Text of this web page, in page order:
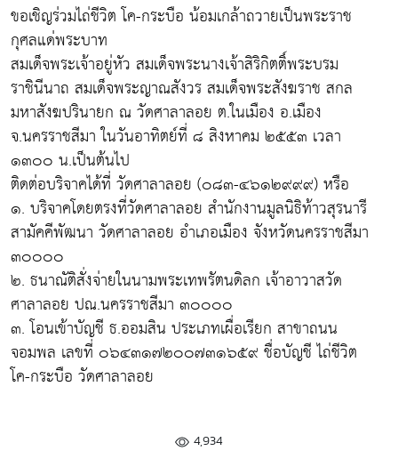
ขอเชิญร่วมไถ่ชีวิต โค-กระบือ น้อมเกล้าถวายเป็นพระราช
กุศลแด่พระบาท
สมเด็จพระเจ้าอยู่หัว สมเด็จพระนางเจ้าสิริกิตติ์พระบรม
ราชินีนาถ สมเด็จพระญาณสังวร สมเด็จพระสังฆราช สกล
มหาสังฆปรินายก ณ วัดศาลาลอย ต.ในเมือง อ.เมือง
จ.นครราชสีมา ในวันอาทิตย์ที่ ๘ สิงหาคม ๒๕๕๓ เวลา
๑๓๐๐ น.เป็นต้นไป
ติดต่อบริจาคได้ที่ วัดศาลาลอย (๐๘๓-๔๖๑๒๙๙๙) หรือ
๑. บริจาคโดยตรงที่วัดศาลาลอย สำนักงานมูลนิธิท้าวสุรนารี
สามัคคีพัฒนา วัดศาลาลอย อำเภอเมือง จังหวัดนครราชสีมา
๓๐๐๐๐
๒. ธนาณัติสั่งจ่ายในนามพระเทพรัตนดิลก เจ้าอาวาสวัด
ศาลาลอย ปณ.นครราชสีมา ๓๐๐๐๐
๓. โอนเข้าบัญชี ธ.ออมสิน ประเภทเผื่อเรียก สาขาถนน
จอมพล เลขที่ ๐๖๔๓๑๗๒๐๐๗๓๑๖๕๙ ชื่อบัญชี ไถ่ชีวิต
โค-กระบือ วัดศาลาลอย
4,934